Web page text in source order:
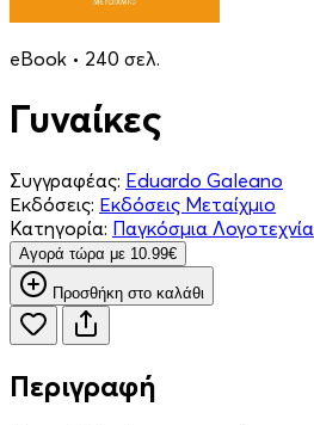
eBook • 240 σελ.
Γυναίκες
Συγγραφέας: Eduardo Galeano
Εκδόσεις: Εκδόσεις Μεταίχμιο
Κατηγορία: Παγκόσμια Λογοτεχνία
Aγορά τώρα με 10.99€
Προσθήκη στο καλάθι
Περιγραφή